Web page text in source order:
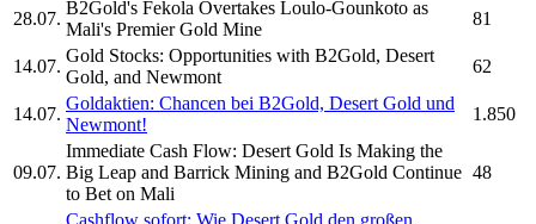
28.07.
B2Gold's Fekola Overtakes Loulo-Gounkoto as
Mali's Premier Gold Mine
81
14.07.
Gold Stocks: Opportunities with B2Gold, Desert
Gold, and Newmont
62
14.07.
Goldaktien: Chancen bei B2Gold, Desert Gold und
Newmont!
1.850
09.07.
Immediate Cash Flow: Desert Gold Is Making the
Big Leap and Barrick Mining and B2Gold Continue
to Bet on Mali
48
Cashflow sofort: Wie Desert Gold den großen